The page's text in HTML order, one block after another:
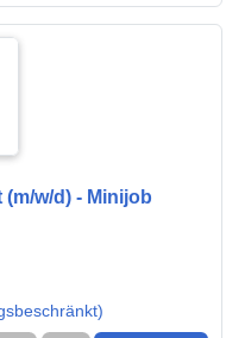
w/d) - Minijob